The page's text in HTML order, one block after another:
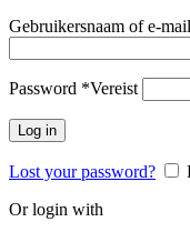
Gebruikersnaam of e-
Password *Vereist
Log in
Lost your password?
Or login with